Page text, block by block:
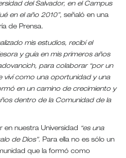
del Salvador, en el Campus
en el año 2010”, señaló en una
de Prensa.
mis estudios, recibí el
y guía en mis primeros años
para colaborar “por un
viví como una oportunidad y una
en un camino de crecimiento y
dentro de la Comunidad de la
en nuestra Universidad “es una
de Dios”. Para ella no es sólo un
que la formó como